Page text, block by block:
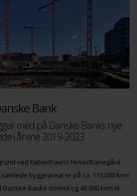
Bank
med på Danske Banks nye
i årene 2019-2023
ved Københavns Hovedbanegård
byggeareal er på ca. 113.000 kvm
Banks domicil og 40.000 kvm til